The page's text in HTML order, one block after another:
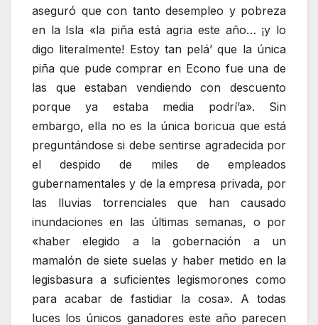
aseguró que con tanto desempleo y pobreza
en la Isla «la piña está agria este año… ¡y lo
digo literalmente! Estoy tan pelá’ que la única
piña que pude comprar en Econo fue una de
las que estaban vendiendo con descuento
porque ya estaba media podrí’a». Sin
embargo, ella no es la única boricua que está
preguntándose si debe sentirse agradecida por
el despido de miles de empleados
gubernamentales y de la empresa privada, por
las lluvias torrenciales que han causado
inundaciones en las últimas semanas, o por
«haber elegido a la gobernación a un
mamalón de siete suelas y haber metido en la
legisbasura a suficientes legismorones como
para acabar de fastidiar la cosa». A todas
luces los únicos ganadores este año parecen